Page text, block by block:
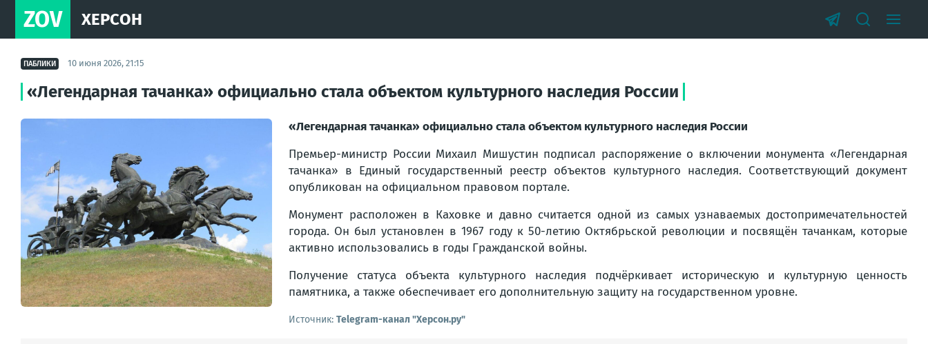
ZOV ХЕРСОН
ПАБЛИКИ 10 июня 2026, 21:15
«Легендарная тачанка» официально стала объектом культурного наследия России
«Легендарная тачанка» официально стала объектом культурного наследия России
Премьер-министр России Михаил Мишустин подписал распоряжение о включении монумента «Легендарная
тачанка» в Единый государственный реестр объектов культурного наследия. Соответствующий документ
опубликован на официальном правовом портале.
Монумент расположен в Каховке и давно считается одной из самых узнаваемых достопримечательностей
города. Он был установлен в 1967 году к 50-летию Октябрьской революции и посвящён тачанкам, которые
активно использовались в годы Гражданской войны.
Получение статуса объекта культурного наследия подчёркивает историческую и культурную ценность
памятника, а также обеспечивает его дополнительную защиту на государственном уровне.
Источник: Telegram-канал "Херсон.ру"